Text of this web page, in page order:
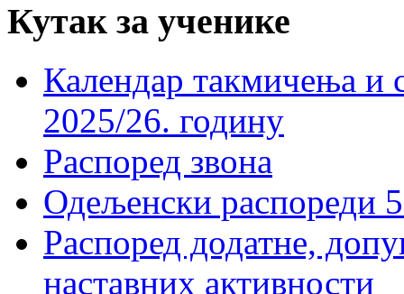
Кутак за ученике
Календар такмичења
2025/26. годину
Распоред звона
Одељенски распореди
Распоред додатне,
наставних активности